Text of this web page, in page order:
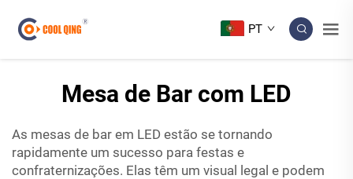
PT
Mesa de Bar com LED
As mesas de bar em LED estão se tornando
rapidamente um sucesso para festas e
confraternizações. Elas têm um visual legal e podem